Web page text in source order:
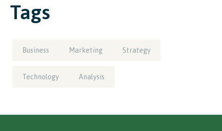
Tags
Business Marketing Strategy
Technology Analysis